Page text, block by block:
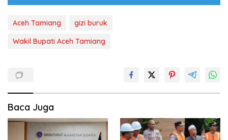
Aceh Tamiang
gizi buruk
Wakil Bupati Aceh Tamiang
Baca Juga